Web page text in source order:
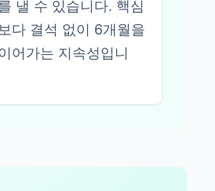
낼 수 있습니다. 핵심
다 결석 없이 6개월을
어가는 지속성입니